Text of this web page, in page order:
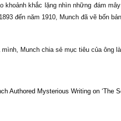
khoảnh khắc lặng nhìn những đám
đến năm 1910, Munch đã vẽ bốn
Munch chia sẻ mục tiêu của ông
Authored Mysterious Writing on ‘The